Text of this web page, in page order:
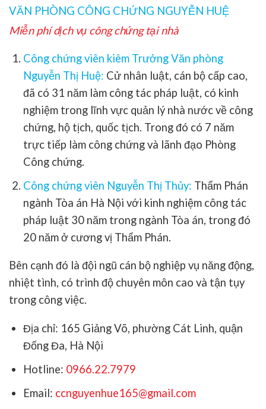
VĂN PHÒNG CÔNG CHỨNG NGUYỄN HUỆ
Miễn phí dịch vụ công chứng tại nhà
Công chứng viên kiêm Trưởng Văn phòng
Nguyễn Thị Huệ: Cử nhân luật, cán bộ cấp cao,
đã có 31 năm làm công tác pháp luật, có kinh
nghiệm trong lĩnh vực quản lý nhà nước về công
chứng, hộ tịch, quốc tịch. Trong đó có 7 năm
trực tiếp làm công chứng và lãnh đạo Phòng
Công chứng.
Công chứng viên Nguyễn Thị Thủy: Thẩm Phán
ngành Tòa án Hà Nội với kinh nghiệm công tác
pháp luật 30 năm trong ngành Tòa án, trong đó
20 năm ở cương vị Thẩm Phán.
Bên cạnh đó là đội ngũ cán bộ nghiệp vụ năng động,
nhiệt tình, có trình độ chuyên môn cao và tận tụy
trong công việc.
Địa chỉ: 165 Giảng Võ, phường Cát Linh, quận
Đống Đa, Hà Nội
Hotline: 0966.22.7979
Email: ccnguyenhue165@gmail.com